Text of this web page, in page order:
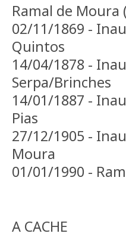
Ramal de Moura
02/11/1869 -
Quintos
14/04/1878 -
Serpa/Brinches
14/01/1887 -
Pias
27/12/1905 -
Moura
01/01/1990 -
A CACHE